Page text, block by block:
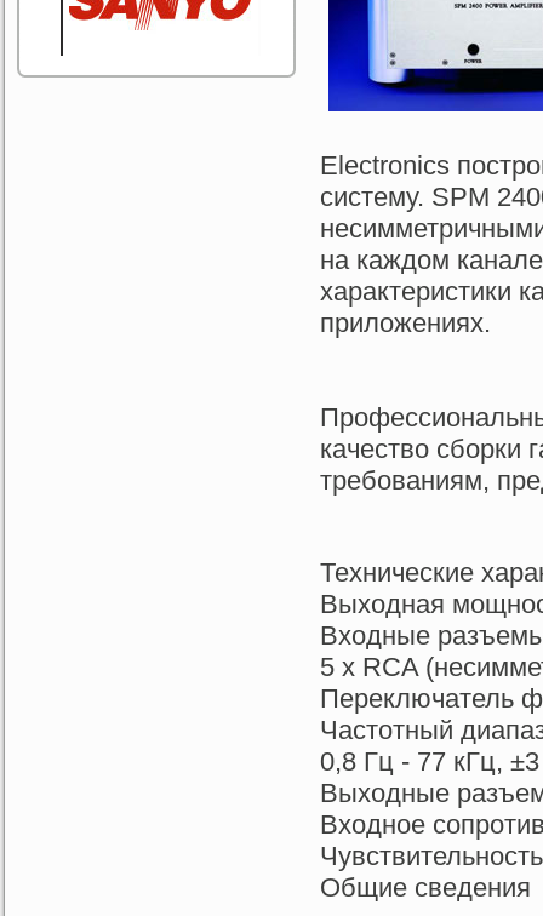
Electronics
систему. SPM
на каждом
характеристики
приложениях.
качество сборки
требованиям,
Технические
Выходная
Входные
5 х RCA
Переключатель
Частотный
0,8 Гц - 77 кГц,
Выходные
Входное
Общие сведения